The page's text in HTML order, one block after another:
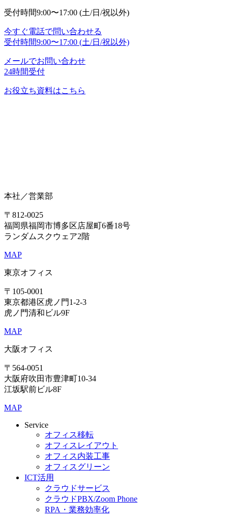
受付時間9:00〜17:00 (土/日/祝以外)
今すぐ電話で問い合わせる
受付時間9:00〜17:00 (土/日/祝以外)
メールでお問い合わせ
24時間受付
お役立ち資料はこちら
本社／営業部
〒812-0025
福岡県福岡市博多区店屋町6番18号
ランダムスクウェア2階
MAP
東京オフィス
〒105-0001
東京都港区虎ノ門1-2-3
虎ノ門清和ビル9F
MAP
大阪オフィス
〒564-0051
大阪府吹田市豊津町10-34
江坂駅前ビル8F
MAP
Service
オフィス移転
オフィスレイアウト
オフィス内装工事
オフィスグリーン
ICT活用
クラウドサービス
クラウドPBX/Zoom Phone
RPA・業務効率化